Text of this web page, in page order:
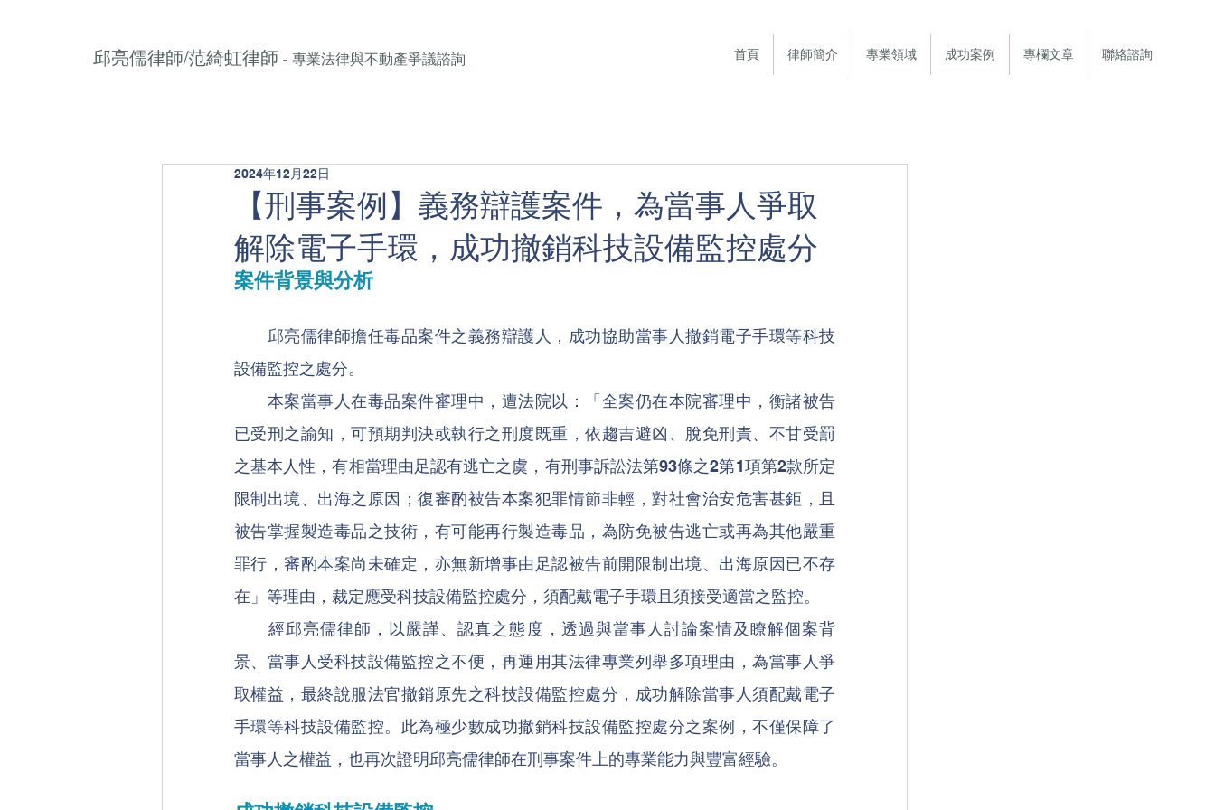
邱亮儒律師/范綺虹律師 - 專業法律與不動產爭議諮詢 首頁 律師簡介 專業領域 成功案例 專欄文章 聯絡諮詢
【刑事案例】義務辯護案件，為當事人爭取
解除電子手環，成功撤銷科技設備監控處分
2024年12月22日
案件背景與分析
邱亮儒律師擔任毒品案件之義務辯護人，成功協助當事人撤銷電子手環等科技
設備監控之處分。
本案當事人在毒品案件審理中，遭法院以：「全案仍在本院審理中，衡諸被告
已受刑之諭知，可預期判決或執行之刑度既重，依趨吉避凶、脫免刑責、不甘受罰
之基本人性，有相當理由足認有逃亡之虞，有刑事訴訟法第93條之2第1項第2款所定
限制出境、出海之原因；復審酌被告本案犯罪情節非輕，對社會治安危害甚鉅，且
被告掌握製造毒品之技術，有可能再行製造毒品，為防免被告逃亡或再為其他嚴重
罪行，審酌本案尚未確定，亦無新增事由足認被告前開限制出境、出海原因已不存
在」等理由，裁定應受科技設備監控處分，須配戴電子手環且須接受適當之監控。
經邱亮儒律師，以嚴謹、認真之態度，透過與當事人討論案情及瞭解個案背
景、當事人受科技設備監控之不便，再運用其法律專業列舉多項理由，為當事人爭
取權益，最終說服法官撤銷原先之科技設備監控處分，成功解除當事人須配戴電子
手環等科技設備監控。此為極少數成功撤銷科技設備監控處分之案例，不僅保障了
當事人之權益，也再次證明邱亮儒律師在刑事案件上的專業能力與豐富經驗。